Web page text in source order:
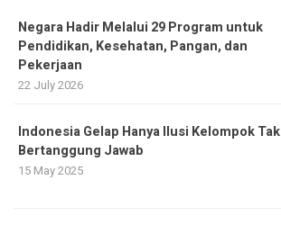
Negara Hadir Melalui 29 Program untuk
Pendidikan, Kesehatan, Pangan, dan
Pekerjaan
22 July 2026
Indonesia Gelap Hanya Ilusi Kelompok Tak
Bertanggung Jawab
15 May 2025